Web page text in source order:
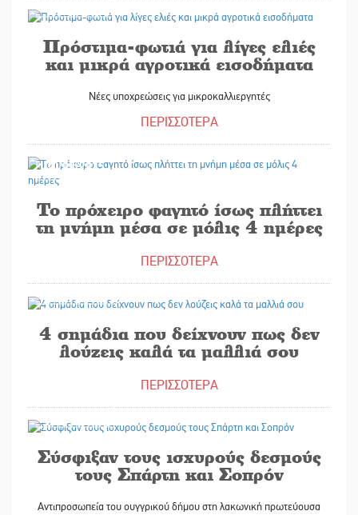
Πρόστιμα-φωτιά για λίγες ελιές
και μικρά αγροτικά εισοδήματα
Νέες υποχρεώσεις για μικροκαλλιεργητές
ΠΕΡΙΣΣΟΤΕΡΑ
30/09/2025
Το πρόχειρο φαγητό ίσως πλήττει
τη μνήμη μέσα σε μόλις 4 ημέρες
ΠΕΡΙΣΣΟΤΕΡΑ
4 σημάδια που δείχνουν πως δεν
λούζεις καλά τα μαλλιά σου
ΠΕΡΙΣΣΟΤΕΡΑ
Σύσφιξαν τους ισχυρούς δεσμούς
τους Σπάρτη και Σοπρόν
Αντιπροσωπεία του ουγγρικού δήμου στη λακωνική πρωτεύουσα